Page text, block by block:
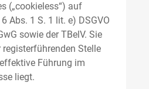
(„cookieless“) auf
Abs. 1 S. 1 lit. e) DSGVO
sowie der TBelV. Sie
Stelle
Führung im
liegt.